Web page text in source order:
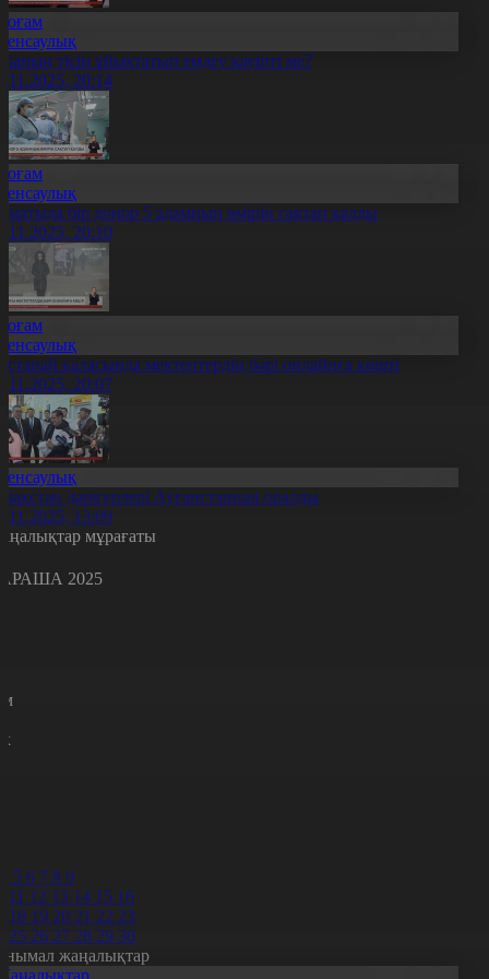
тісін ұйықтатып емдеу қауіпті ме?
20:14
бір донор 5 адамның өмірін сақтап қалды
20:10
қаласында мектептердің бәрі онлайнға көшті
20:07
дәрігерлері Ауғанстаннан оралды
13:09
мұрағаты
2025
5 6 7 8 9
11 12 13 14 15 16
18 19 20 21 22 23
25 26 27 28 29 30
жаңалықтар